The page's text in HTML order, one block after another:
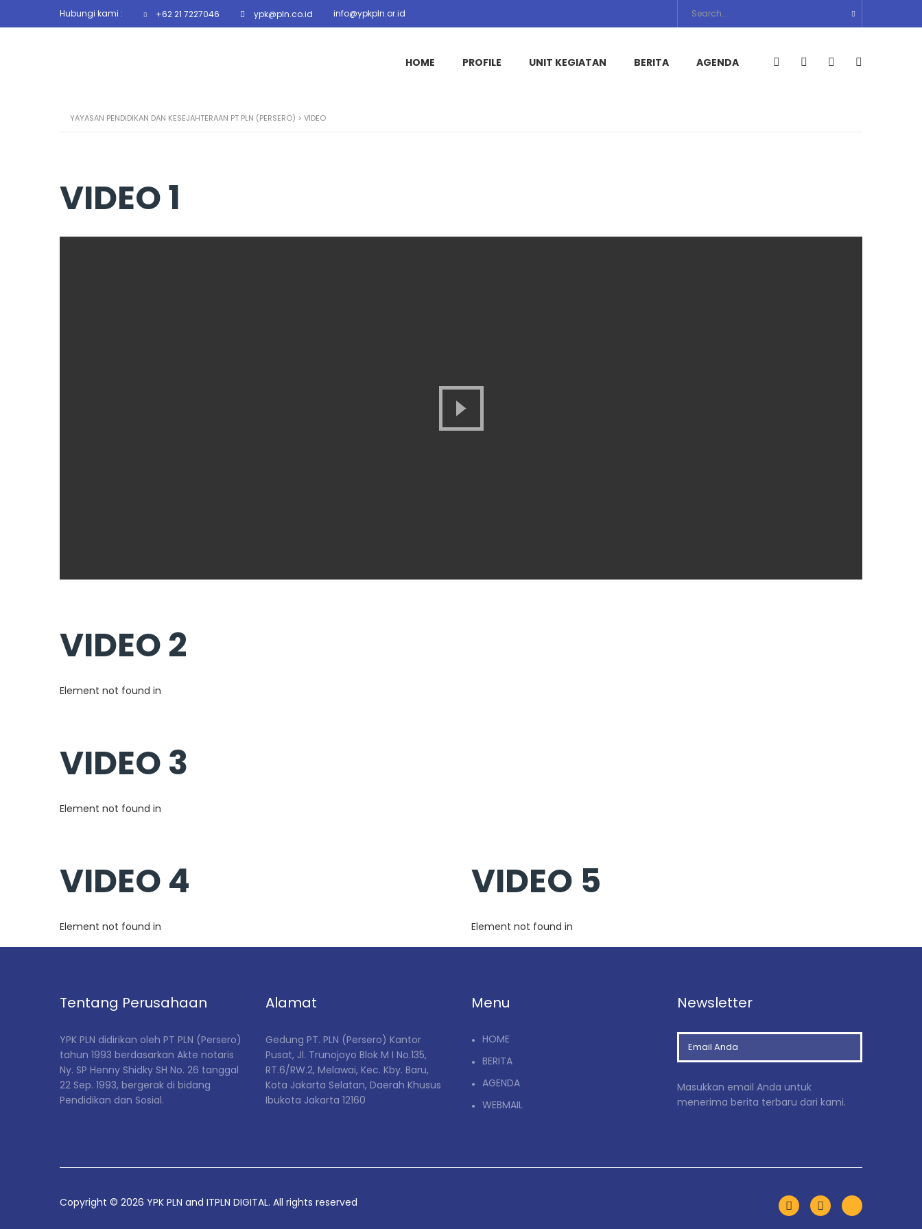
Hubungi kami : +62 21 7227046 ypk@pln.co.id info@ypkpln.or.id
HOME PROFILE UNIT KEGIATAN BERITA AGENDA
YAYASAN PENDIDIKAN DAN KESEJAHTERAAN PT PLN (PERSERO) > VIDEO
VIDEO 1
VIDEO 2
Element not found in
VIDEO 3
Element not found in
VIDEO 4
Element not found in
VIDEO 5
Element not found in
Tentang Perusahaan
YPK PLN didirikan oleh PT PLN (Persero)
tahun 1993 berdasarkan Akte notaris
Ny. SP Henny Shidky SH No. 26 tanggal
22 Sep. 1993, bergerak di bidang
Pendidikan dan Sosial.
Alamat
Gedung PT. PLN (Persero) Kantor
Pusat, Jl. Trunojoyo Blok M I No.135,
RT.6/RW.2, Melawai, Kec. Kby. Baru,
Kota Jakarta Selatan, Daerah Khusus
Ibukota Jakarta 12160
Menu
HOME
BERITA
AGENDA
WEBMAIL
Newsletter
Masukkan email Anda untuk
menerima berita terbaru dari kami.
Copyright © 2026 YPK PLN and ITPLN DIGITAL. All rights reserved